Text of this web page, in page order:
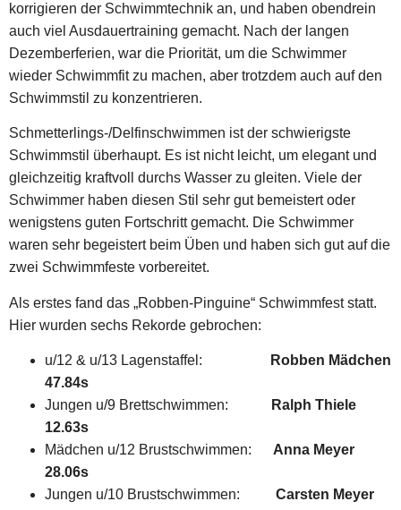
korrigieren der Schwimmtechnik an, und haben obendrein
auch viel Ausdauertraining gemacht. Nach der langen
Dezemberferien, war die Priorität, um die Schwimmer
wieder Schwimmfit zu machen, aber trotzdem auch auf den
Schwimmstil zu konzentrieren.
Schmetterlings-/Delfinschwimmen ist der schwierigste
Schwimmstil überhaupt. Es ist nicht leicht, um elegant und
gleichzeitig kraftvoll durchs Wasser zu gleiten. Viele der
Schwimmer haben diesen Stil sehr gut bemeistert oder
wenigstens guten Fortschritt gemacht. Die Schwimmer
waren sehr begeistert beim Üben und haben sich gut auf die
zwei Schwimmfeste vorbereitet.
Als erstes fand das „Robben-Pinguine“ Schwimmfest statt.
Hier wurden sechs Rekorde gebrochen:
u/12 & u/13 Lagenstaffel:
Robben Mädchen
47.84s
Jungen u/9 Brettschwimmen:
Ralph Thiele
12.63s
Mädchen u/12 Brustschwimmen: Anna Meyer
28.06s
Jungen u/10 Brustschwimmen: Carsten Meyer